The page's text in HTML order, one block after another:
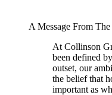
A Message From
At Collinson
been defined
outset, our
the belief that
important as